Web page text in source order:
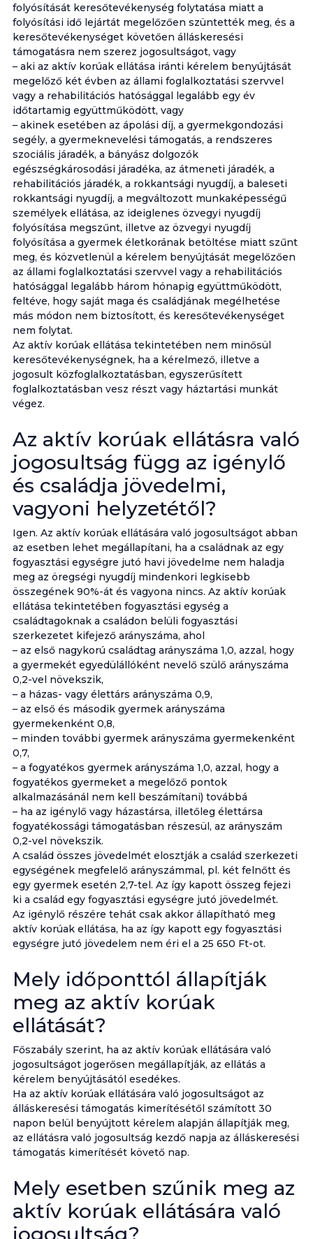
folyósítását keresőtevékenység folytatása miatt a
folyósítási idő lejártát megelőzően szüntették meg, és a
keresőtevékenységet követően álláskeresési
támogatásra nem szerez jogosultságot, vagy
– aki az aktív korúak ellátása iránti kérelem benyújtását
megelőző két évben az állami foglalkoztatási szervvel
vagy a rehabilitációs hatósággal legalább egy év
időtartamig együttműködött, vagy
– akinek esetében az ápolási díj, a gyermekgondozási
segély, a gyermeknevelési támogatás, a rendszeres
szociális járadék, a bányász dolgozók
egészségkárosodási járadéka, az átmeneti járadék, a
rehabilitációs járadék, a rokkantsági nyugdíj, a baleseti
rokkantsági nyugdíj, a megváltozott munkaképességű
személyek ellátása, az ideiglenes özvegyi nyugdíj
folyósítása megszűnt, illetve az özvegyi nyugdíj
folyósítása a gyermek életkorának betöltése miatt szűnt
meg, és közvetlenül a kérelem benyújtását megelőzően
az állami foglalkoztatási szervvel vagy a rehabilitációs
hatósággal legalább három hónapig együttműködött,
feltéve, hogy saját maga és családjának megélhetése
más módon nem biztosított, és keresőtevékenységet
nem folytat.
Az aktív korúak ellátása tekintetében nem minősül
keresőtevékenységnek, ha a kérelmező, illetve a
jogosult közfoglalkoztatásban, egyszerűsített
foglalkoztatásban vesz részt vagy háztartási munkát
végez.
Az aktív korúak ellátásra való
jogosultság függ az igénylő
és családja jövedelmi,
vagyoni helyzetétől?
Igen. Az aktív korúak ellátására való jogosultságot abban
az esetben lehet megállapítani, ha a családnak az egy
fogyasztási egységre jutó havi jövedelme nem haladja
meg az öregségi nyugdíj mindenkori legkisebb
összegének 90%-át és vagyona nincs. Az aktív korúak
ellátása tekintetében fogyasztási egység a
családtagoknak a családon belüli fogyasztási
szerkezetet kifejező arányszáma, ahol
– az első nagykorú családtag arányszáma 1,0, azzal, hogy
a gyermekét egyedülállóként nevelő szülő arányszáma
0,2-vel növekszik,
– a házas- vagy élettárs arányszáma 0,9,
– az első és második gyermek arányszáma
gyermekenként 0,8,
– minden további gyermek arányszáma gyermekenként
0,7,
– a fogyatékos gyermek arányszáma 1,0, azzal, hogy a
fogyatékos gyermeket a megelőző pontok
alkalmazásánál nem kell beszámítani) továbbá
– ha az igénylő vagy házastársa, illetőleg élettársa
fogyatékossági támogatásban részesül, az arányszám
0,2-vel növekszik.
A család összes jövedelmét elosztják a család szerkezeti
egységének megfelelő arányszámmal, pl. két felnőtt és
egy gyermek esetén 2,7-tel. Az így kapott összeg fejezi
ki a család egy fogyasztási egységre jutó jövedelmét.
Az igénylő részére tehát csak akkor állapítható meg
aktív korúak ellátása, ha az így kapott egy fogyasztási
egységre jutó jövedelem nem éri el a 25 650 Ft-ot.
Mely időponttól állapítják
meg az aktív korúak
ellátását?
Főszabály szerint, ha az aktív korúak ellátására való
jogosultságot jogerősen megállapítják, az ellátás a
kérelem benyújtásától esedékes.
Ha az aktív korúak ellátására való jogosultságot az
álláskeresési támogatás kimerítésétől számított 30
napon belül benyújtott kérelem alapján állapítják meg,
az ellátásra való jogosultság kezdő napja az álláskeresési
támogatás kimerítését követő nap.
Mely esetben szűnik meg az
aktív korúak ellátására való
jogosultság?